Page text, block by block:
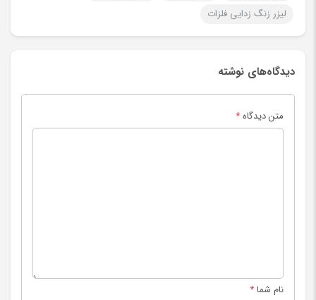
لیزر زنگ زدایی فلزات
دیدگاه‌های نوشته
متن دیدگاه*
نام شما*